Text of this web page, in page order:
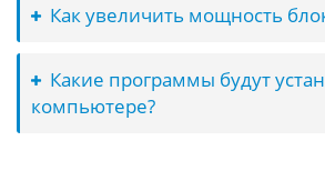
Как увеличить мощность
Какие программы будут
компьютере?